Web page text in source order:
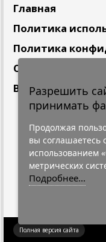
Главная
Политика
Политика
Сотрудничество
Вакансии
Подпишитесь
Нажимая на
персональных
Полная версия сайта
Разрешить
принимать
Продолжая
вы соглашаетесь с
использованием
метрических
Подробнее...